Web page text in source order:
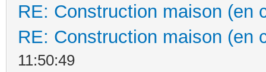
RE: Construction maison (en
RE: Construction maison (en
11:50:49